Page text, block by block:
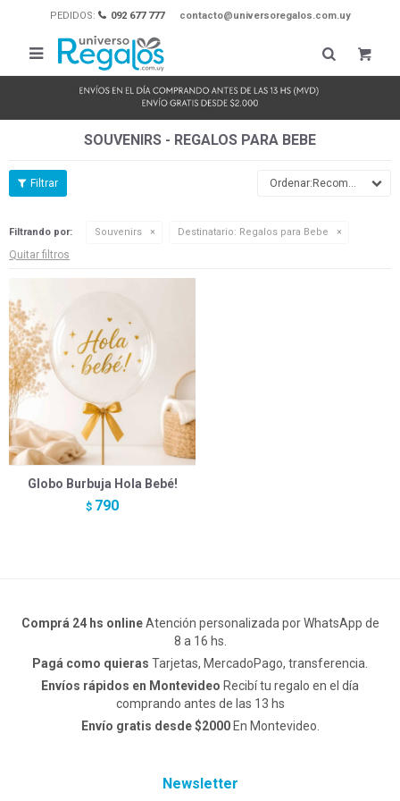
PEDIDOS: 092 677 777 contacto@universoregalos.com.uy

SOUVENIRS - REGALOS PARA BEBE
Recomendados
Filtrando por: Souvenirs Destinatario: Regalos para Bebe
Quitar filtros
Globo Burbuja Hola Bebé!
$ 790
Comprá 24 hs onlineAtención personalizada por WhatsApp de
8 a 16 hs.
Pagá como quieras Tarjetas, MercadoPago, transferencia.
Envíos rápidos en Montevideo Recibí tu regalo en el día
comprando antes de las 13 hs
Envío gratis desde $2000En Montevideo.
Newsletter